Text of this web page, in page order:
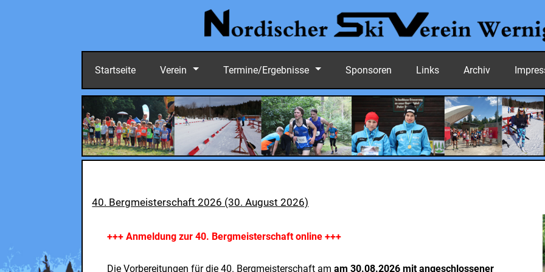
Startseite Verein Termine/Ergebnisse Sponsoren Links Archiv
40. Bergmeisterschaft 2026 (30. August 2026)
+++ Anmeldung zur 40. Bergmeisterschaft online +++
Die Vorbereitungen für die 40. Bergmeisterschaft amam 30.08.2026 mit angeschlossener